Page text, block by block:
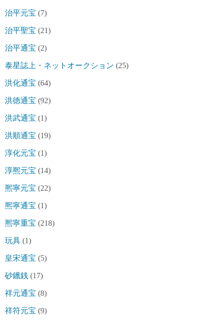
治平元宝 (7)
治平聖宝 (21)
治平通宝 (2)
泰星誌上・ネットオークション (25)
洪化通宝 (64)
洪徳通宝 (92)
洪武通宝 (1)
洪順通宝 (19)
淳化元宝 (1)
淳熈元宝 (14)
熈寧元宝 (22)
熈寧通宝 (1)
熈寧重宝 (218)
玩具 (1)
皇宋通宝 (5)
砂鑞銭 (17)
祥元通宝 (8)
祥符元宝 (9)